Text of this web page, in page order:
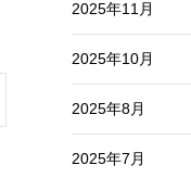
2025年11月
2025年10月
2025年8月
2025年7月